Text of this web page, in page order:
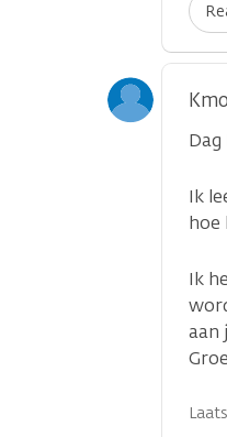
Dag
Ik
hoe
Ik
aan